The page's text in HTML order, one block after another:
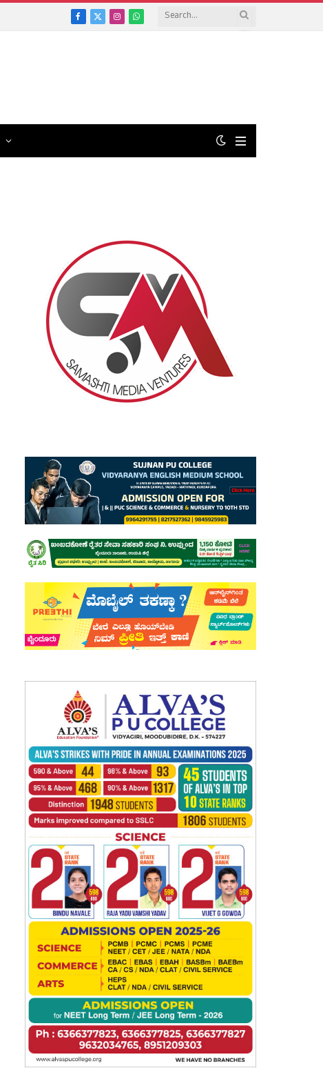
Facebook
X
InstagramWhatsApp